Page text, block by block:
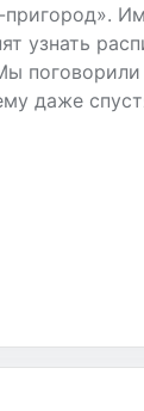
пригород».
узнать
даже